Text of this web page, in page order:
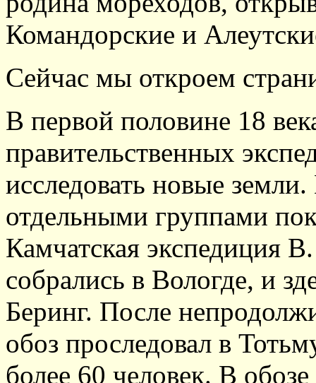
Командорские и
Сейчас мы откроем
В первой половине 18
правительственных
исследовать новые
отдельными группами
Камчатская экспедиция
собрались в Вологде, и
Беринг. После
обоз проследовал в
более 60 человек. В